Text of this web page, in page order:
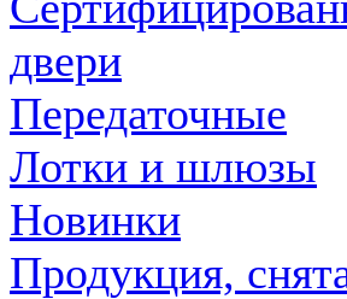
двери
Передаточные
Лотки и шлюзы
Новинки
Продукция,